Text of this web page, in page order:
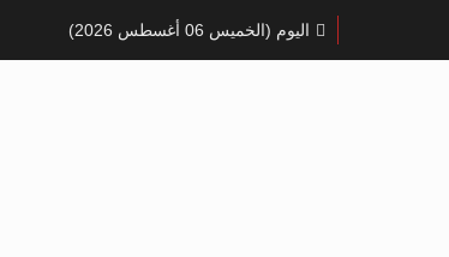
اليوم (الخميس 06 أغسطس 2026)